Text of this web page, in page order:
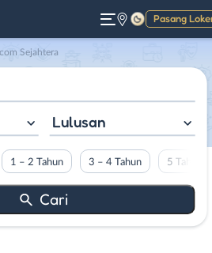
Pasang
Gelap
Sejahtera
Lulusan
1 – 2 Tahun 3 – 4 Tahun 5 Tahun